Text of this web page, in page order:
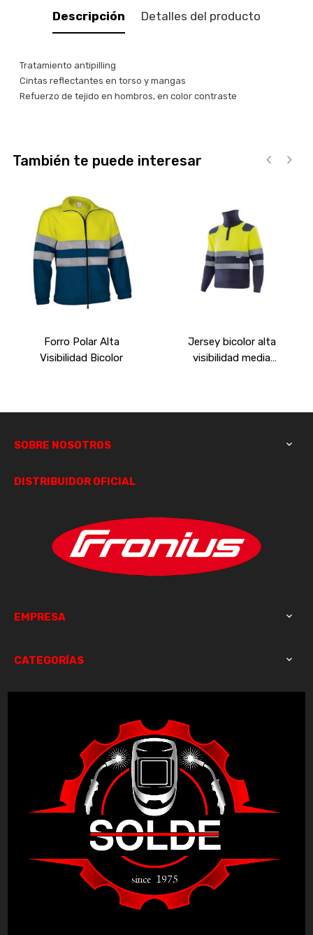
Descripción Detalles del producto
Tratamiento antipilling
Cintas reflectantes en torso y mangas
Refuerzo de tejido en hombros, en color contraste
También te puede interesar
Forro Polar Alta
Visibilidad Bicolor
Jersey bicolor alta
visibilidad media
SOBRE NOSOTROS 
DISTRIBUIDOR OFICIAL
EMPRESA 
CATEGORÍAS 